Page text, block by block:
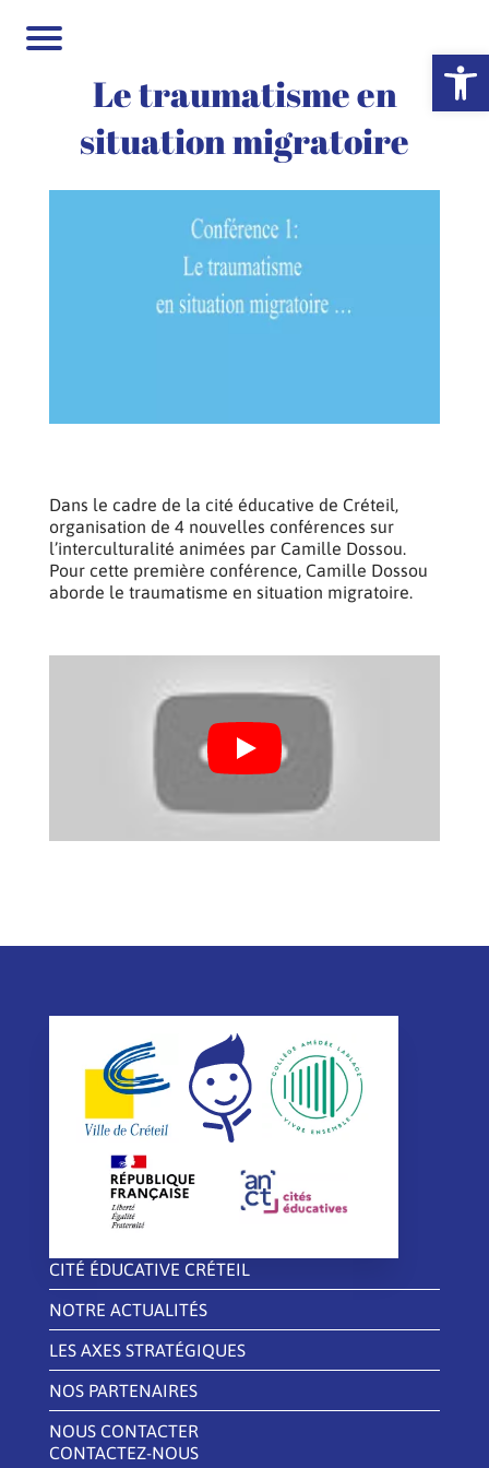
Ouvrir
Le traumatisme en
situation migratoire
Dans le cadre de la cité éducative de Créteil,
organisation de 4 nouvelles conférences sur
l’interculturalité animées par Camille Dossou.
Pour cette première conférence, Camille Dossou
aborde le traumatisme en situation migratoire.
CITÉ ÉDUCATIVE CRÉTEIL
NOTRE ACTUALITÉS
LES AXES STRATÉGIQUES
NOS PARTENAIRES
NOUS CONTACTER
CONTACTEZ-NOUS